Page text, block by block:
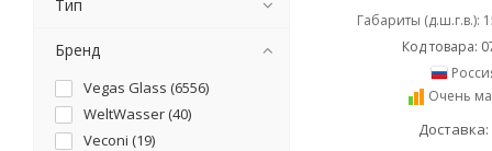
Габариты (д.ш.г.в.):
Код товара:
Очень
Тип
Бренд
Vegas Glass (6556)
WeltWasser (40)
Veconi (19)